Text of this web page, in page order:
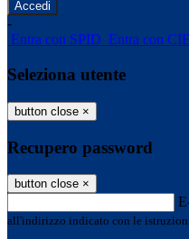
-
Entra con SPID Entra con CIE
Seleziona utente
button close ×
Recupero password
button close ×
all'indirizzo indicato con le